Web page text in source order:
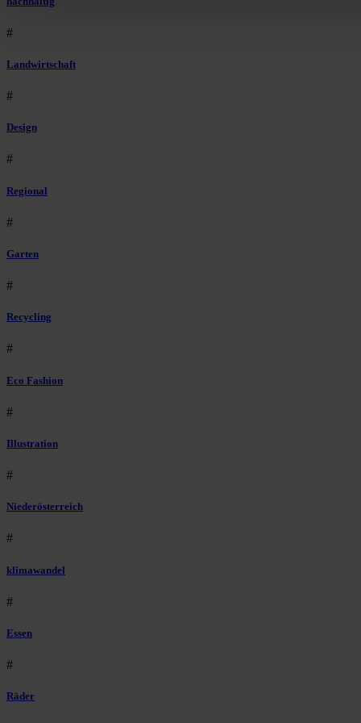
#
Landwirtschaft
#
Design
#
Regional
#
Garten
#
Recycling
#
Eco Fashion
#
Illustration
#
Niederösterreich
#
klimawandel
#
Essen
#
Räder